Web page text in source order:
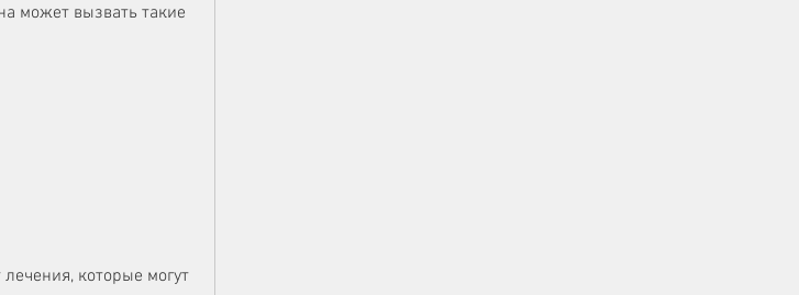
может вызвать такие
которые могут